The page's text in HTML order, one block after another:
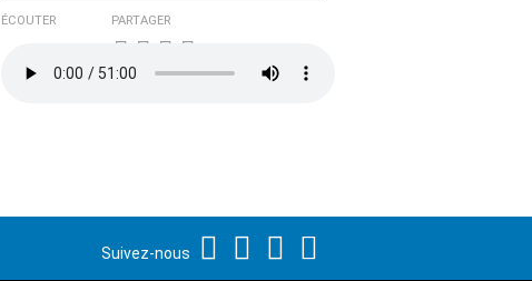
ÉCOUTER PARTAGER
Suivez-nous